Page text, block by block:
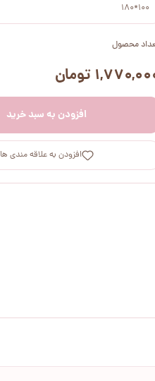
100*180
محصول
تومان
افزودن به سبد خرید
افزودن به علاقه مندی ها